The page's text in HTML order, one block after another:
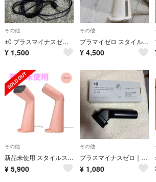
その他
±0 プラスマイナスゼロ XJB-Y010 掃除機 充電 ACアダプター付き
¥ 1,500
その他
プラマイゼロ スタイルスチーマー XRS-D010(W)
¥ 4,500
その他
新品未使用 スタイルスチーマー XRS-D010 ピンク 衣類スチーマー 軽量
¥ 5,900
その他
プラスマイナスゼロ｜PLUS MINUS ZERO ブラシノズル XJAZ010
¥ 1,080